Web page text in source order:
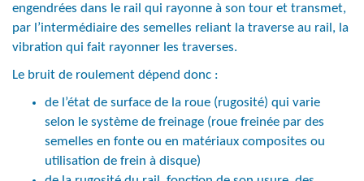
engendrées dans le rail qui rayonne à son tour et transmet,
par l’intermédiaire des semelles reliant la traverse au rail, la
vibration qui fait rayonner les traverses.
Le bruit de roulement dépend donc :
de l’état de surface de la roue (rugosité) qui varie
selon le système de freinage (roue freinée par des
semelles en fonte ou en matériaux composites ou
utilisation de frein à disque)